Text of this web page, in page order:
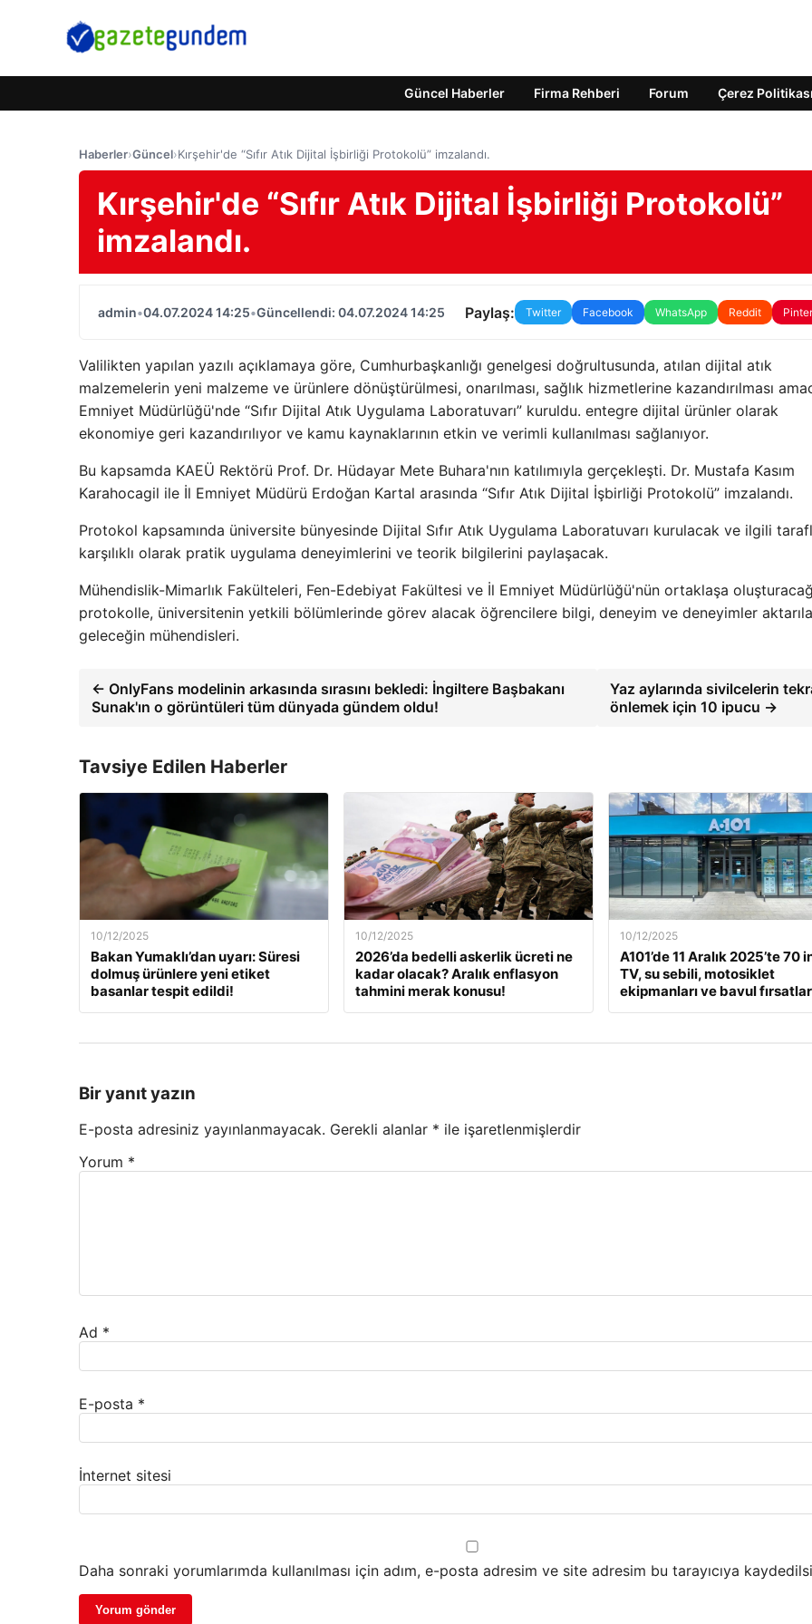
Güncel Haberler Firma Rehberi Forum Çerez Politikası
Haberler›Güncel›Kırşehir'de “Sıfır Atık Dijital İşbirliği Protokolü” imzalandı.
Kırşehir'de “Sıfır Atık Dijital İşbirliği Protokolü”
imzalandı.
admin•04.07.2024 14:25•Güncellendi: 04.07.2024 14:25 Paylaş: Twitter Facebook WhatsApp Reddit
Valilikten yapılan yazılı açıklamaya göre, Cumhurbaşkanlığı genelgesi doğrultusunda, atılan dijital atık
malzemelerin yeni malzeme ve ürünlere dönüştürülmesi, onarılması, sağlık hizmetlerine kazandırılması
Emniyet Müdürlüğü'nde “Sıfır Dijital Atık Uygulama Laboratuvarı” kuruldu. entegre dijital ürünler olarak
ekonomiye geri kazandırılıyor ve kamu kaynaklarının etkin ve verimli kullanılması sağlanıyor.
Bu kapsamda KAEÜ Rektörü Prof. Dr. Hüdayar Mete Buhara'nın katılımıyla gerçekleşti. Dr. Mustafa Kasım
Karahocagil ile İl Emniyet Müdürü Erdoğan Kartal arasında “Sıfır Atık Dijital İşbirliği Protokolü” imzalandı.
Protokol kapsamında üniversite bünyesinde Dijital Sıfır Atık Uygulama Laboratuvarı kurulacak ve ilgili
karşılıklı olarak pratik uygulama deneyimlerini ve teorik bilgilerini paylaşacak.
Mühendislik-Mimarlık Fakülteleri, Fen-Edebiyat Fakültesi ve İl Emniyet Müdürlüğü'nün ortaklaşa
protokolle, üniversitenin yetkili bölümlerinde görev alacak öğrencilere bilgi, deneyim ve deneyimler
geleceğin mühendisleri.
← OnlyFans modelinin arkasında sırasını bekledi: İngiltere Başbakanı
Sunak'ın o görüntüleri tüm dünyada gündem oldu!
Yaz aylarında sivilcelerin
önlemek için 10 ipucu →
Tavsiye Edilen Haberler
10/12/2025
Bakan Yumaklı’dan uyarı: Süresi
dolmuş ürünlere yeni etiket
basanlar tespit edildi!
10/12/2025
2026’da bedelli askerlik ücreti ne
kadar olacak? Aralık enflasyon
tahmini merak konusu!
10/12/2025
A101’de 11 Aralık 2025’te 70
TV, su sebili, motosiklet
ekipmanları ve bavul
Bir yanıt yazın
E-posta adresiniz yayınlanmayacak. Gerekli alanlar * ile işaretlenmişlerdir
Yorum *
Ad *
E-posta *
İnternet sitesi
Daha sonraki yorumlarımda kullanılması için adım, e-posta adresim ve site adresim bu tarayıcıya